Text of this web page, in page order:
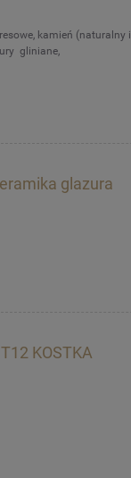
kamień (naturalny i
gliniane,
glazura
KOSTKA